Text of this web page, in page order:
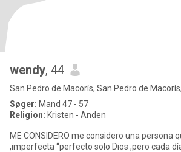
wendy, 44
San Pedro de Macorís, San Pedro de
Søger: Mand 47 - 57
Religion: Kristen - Anden
ME CONSIDERO me considero una persona que ama cree en DIOS
,imperfecta “perfecto solo Dios ,pero cada